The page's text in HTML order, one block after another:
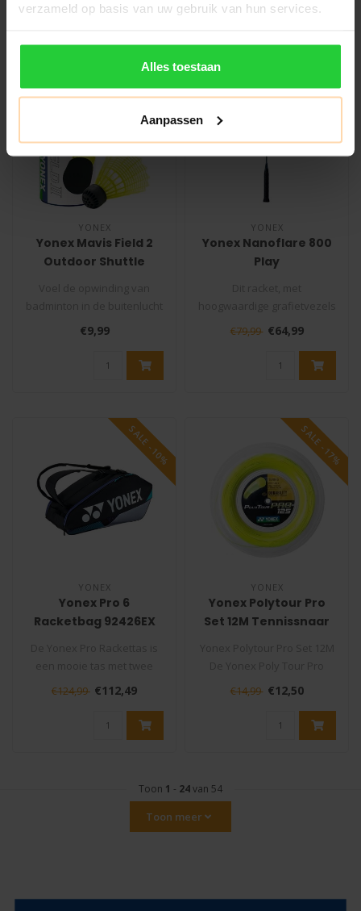
verzameld op basis van uw gebruik van hun services.
Alles toestaan
Aanpassen
YONEX
Yonex Mavis Field 2
Outdoor Shuttle
met de Yonex Mavis Field II
sh..
€9,99
SALE -19%
YONEX
Yonex Nanoflare 800
Play
voor ongeëvenaarde kracht
en stabili..
€79,99 €64,99
SALE -10%
YONEX
Yonex Pro 6
Racketbag 92426EX
compartimenten van
topkwaliteit..
€124,99 €112,49
SALE -17%
YONEX
Yonex Polytour Pro
Set 12M Tennissnaar
tennissnaar van Yonex is
€14,99 €12,50
Toon 1 - 24van 54
Toon meer